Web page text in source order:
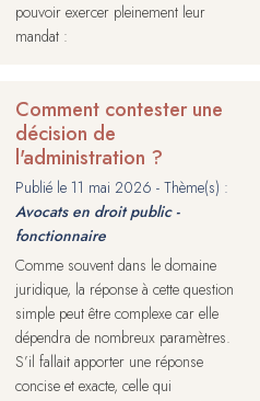
pouvoir exercer pleinement leur
mandat :
Comment contester une
décision de
l'administration ?
Publié le 11 mai 2026 - Thème(s) :
Avocats en droit public -
fonctionnaire
Comme souvent dans le domaine
juridique, la réponse à cette question
simple peut être complexe car elle
dépendra de nombreux paramètres.
S’il fallait apporter une réponse
concise et exacte, celle qui